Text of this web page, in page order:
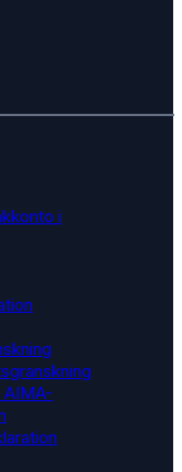
i
AIMA-